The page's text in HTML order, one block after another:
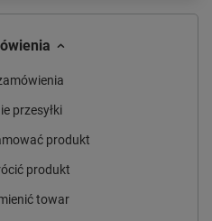
przesyłki
produkt
produkt
towar